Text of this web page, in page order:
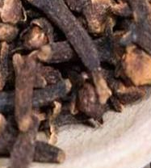
ماءالقرنفلعلى سكر